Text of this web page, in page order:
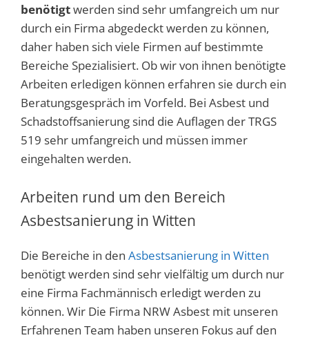
benötigtwerden sind sehr umfangreich um nur
durch ein Firma abgedeckt werden zu können,
daher haben sich viele Firmen auf bestimmte
Bereiche Spezialisiert. Ob wir von ihnen benötigte
Arbeiten erledigen können erfahren sie durch ein
Beratungsgespräch im Vorfeld. Bei Asbest und
Schadstoffsanierung sind die Auflagen der TRGS
519 sehr umfangreich und müssen immer
eingehalten werden.
Arbeiten rund um den Bereich
Asbestsanierung in Witten
Die Bereiche in den Asbestsanierung in Witten
benötigt werden sind sehr vielfältig um durch nur
eine Firma Fachmännisch erledigt werden zu
können. Wir Die Firma NRW Asbest mit unseren
Erfahrenen Team haben unseren Fokus auf den